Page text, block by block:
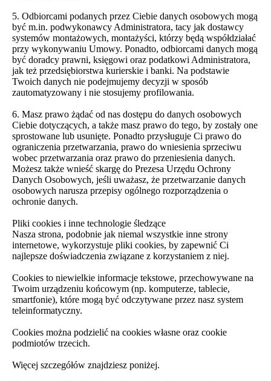
5. Odbiorcami podanych przez Ciebie danych osobowych mogą
być m.in. podwykonawcy Administratora, tacy jak dostawcy
systemów montażowych, montażyści, którzy będą współdziałać
przy wykonywaniu Umowy. Ponadto, odbiorcami danych mogą
być doradcy prawni, księgowi oraz podatkowi Administratora,
jak też przedsiębiorstwa kurierskie i banki. Na podstawie
Twoich danych nie podejmujemy decyzji w sposób
zautomatyzowany i nie stosujemy profilowania.
6. Masz prawo żądać od nas dostępu do danych osobowych
Ciebie dotyczących, a także masz prawo do tego, by zostały one
sprostowane lub usunięte. Ponadto przysługuje Ci prawo do
ograniczenia przetwarzania, prawo do wniesienia sprzeciwu
wobec przetwarzania oraz prawo do przeniesienia danych.
Możesz także wnieść skargę do Prezesa Urzędu Ochrony
Danych Osobowych, jeśli uważasz, że przetwarzanie danych
osobowych narusza przepisy ogólnego rozporządzenia o
ochronie danych.
Pliki cookies i inne technologie śledzące
Nasza strona, podobnie jak niemal wszystkie inne strony
internetowe, wykorzystuje pliki cookies, by zapewnić Ci
najlepsze doświadczenia związane z korzystaniem z niej.
Cookies to niewielkie informacje tekstowe, przechowywane na
Twoim urządzeniu końcowym (np. komputerze, tablecie,
smartfonie), które mogą być odczytywane przez nasz system
teleinformatyczny.
Cookies można podzielić na cookies własne oraz cookie
podmiotów trzecich.
Więcej szczegółów znajdziesz poniżej.